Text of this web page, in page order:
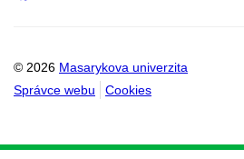
© 2026 Masarykova univerzita
Správce webu
Cookies